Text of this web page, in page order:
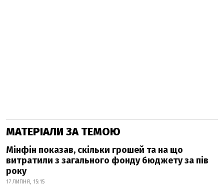
МАТЕРІАЛИ ЗА ТЕМОЮ
Мінфін показав, скільки грошей та на що
витратили з загального фонду бюджету за пів
року
17 ЛИПНЯ, 15:15